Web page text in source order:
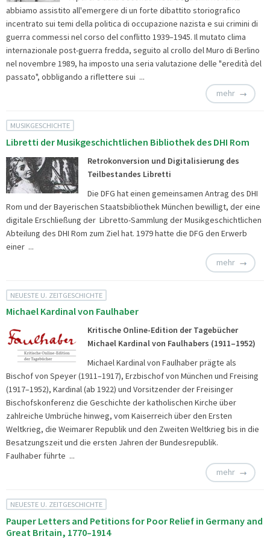
abbiamo assistito all'emergere di un forte dibattito storiografico
incentrato sui temi della politica di occupazione nazista e sui crimini di
guerra commessi nel corso del conflitto 1939–1945. Il mutato clima
internazionale post-guerra fredda, seguito al crollo del Muro di Berlino
nel novembre 1989, ha imposto una seria valutazione delle "eredità del
passato", obbligando a riflettere sui ...
mehr
MUSIKGESCHICHTE
Libretti der Musikgeschichtlichen Bibliothek des DHI Rom
Retrokonversion und Digitalisierung des
Teilbestandes Libretti
Die DFG hat einen gemeinsamen Antrag des DHI
Rom und der Bayerischen Staatsbibliothek München bewilligt, der eine
digitale Erschließung der Libretto-Sammlung der Musikgeschichtlichen
Abteilung des DHI Rom zum Ziel hat. 1979 hatte die DFG den Erwerb
einer ...
mehr
NEUESTE U. ZEITGESCHICHTE
Michael Kardinal von Faulhaber
Kritische Online-Edition der Tagebücher
Michael Kardinal von Faulhabers (1911–1952)
Michael Kardinal von Faulhaber prägte als
Bischof von Speyer (1911–1917), Erzbischof von München und Freising
(1917–1952), Kardinal (ab 1922) und Vorsitzender der Freisinger
Bischofskonferenz die Geschichte der katholischen Kirche über
zahlreiche Umbrüche hinweg, vom Kaiserreich über den Ersten
Weltkrieg, die Weimarer Republik und den Zweiten Weltkrieg bis in die
Besatzungszeit und die ersten Jahren der Bundesrepublik.
Faulhaber führte ...
mehr
NEUESTE U. ZEITGESCHICHTE
Pauper Letters and Petitions for Poor Relief in Germany and
Great Britain, 1770–1914